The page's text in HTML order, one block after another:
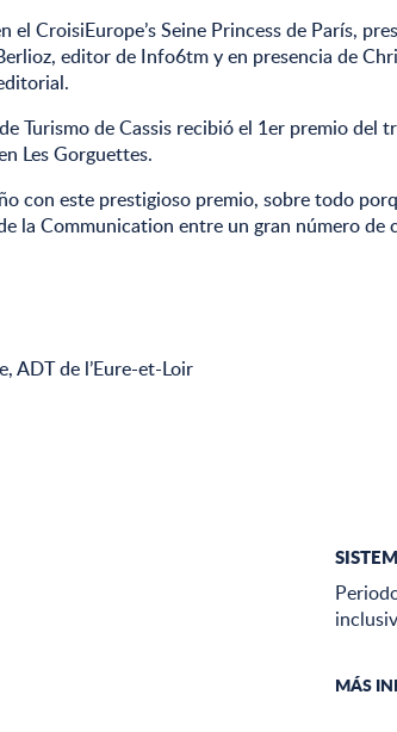
CroisiEurope’s Seine Princess de París,
editor de Info6tm y en presencia de
Turismo de Cassis recibió el 1er premio del
Les Gorguettes.
con este prestigioso premio, sobre todo
la Communication entre un gran número de
ADT de l’Eure-et-Loir
MÁS